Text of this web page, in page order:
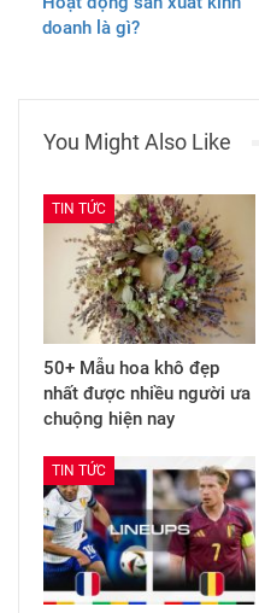
doanh là gì?
You Might Also Like
TIN TỨC
50+ Mẫu hoa khô đẹp
nhất được nhiều người ưa
chuộng hiện nay
TIN TỨC